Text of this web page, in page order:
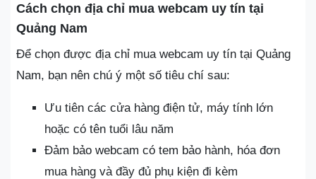
Cách chọn địa chỉ mua webcam uy tín tại
Quảng Nam
Để chọn được địa chỉ mua webcam uy tín tại Quảng
Nam, bạn nên chú ý một số tiêu chí sau:
Ưu tiên các cửa hàng điện tử, máy tính lớn
hoặc có tên tuổi lâu năm
Đảm bảo webcam có tem bảo hành, hóa đơn
mua hàng và đầy đủ phụ kiện đi kèm